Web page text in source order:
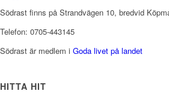
Södrast finns på Strandvägen 10, bredvid
Telefon: 0705-443145
Södrast är medlem i Goda livet på landet
HITTA HIT